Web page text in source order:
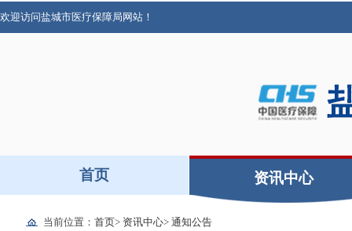
欢迎访问盐城市医疗保障局网站！
首页 资讯中心
当前位置： 首页> 资讯中心> 通知公告